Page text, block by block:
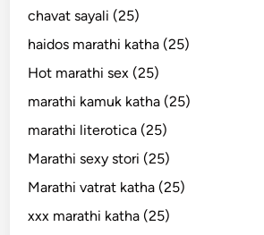
chavat sayali (25)
haidos marathi katha (25)
Hot marathi sex (25)
marathi kamuk katha (25)
marathi literotica (25)
Marathi sexy stori (25)
Marathi vatrat katha (25)
xxx marathi katha (25)